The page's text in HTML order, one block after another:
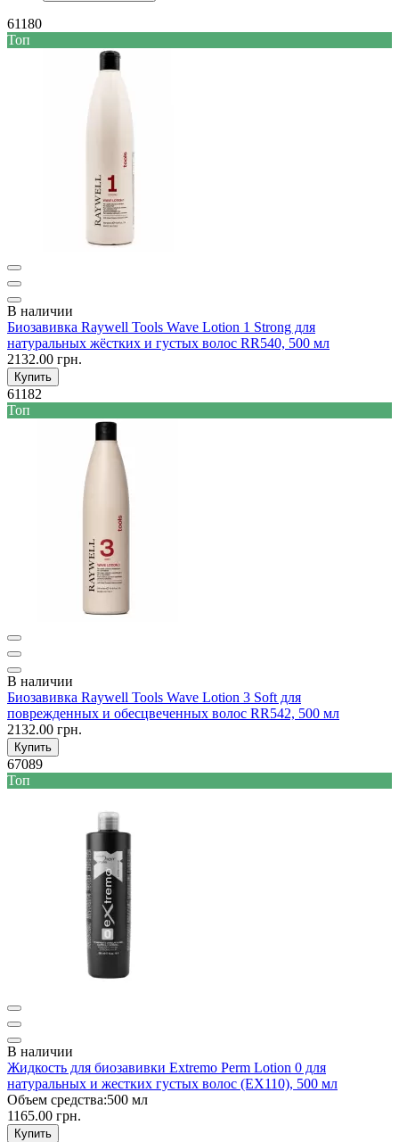
61180
Топ
В наличии
Биозавивка Raywell Tools Wave Lotion 1 Strong для
натуральных жёстких и густых волос RR540, 500 мл
2132.00 грн.
Купить
61182
Топ
В наличии
Биозавивка Raywell Tools Wave Lotion 3 Soft для
поврежденных и обесцвеченных волос RR542, 500 мл
2132.00 грн.
Купить
67089
Топ
В наличии
Жидкость для биозавивки Extremo Perm Lotion 0 для
натуральных и жестких густых волос (EX110), 500 мл
Объем средства:500 мл
1165.00 грн.
Купить